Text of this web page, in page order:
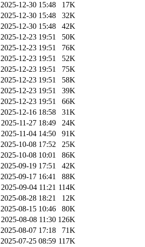
2025-12-30 15:48
17K
2025-12-30 15:48
32K
2025-12-30 15:48
42K
2025-12-23 19:51
50K
2025-12-23 19:51
76K
2025-12-23 19:51
52K
2025-12-23 19:51
75K
2025-12-23 19:51
58K
2025-12-23 19:51
39K
2025-12-23 19:51
66K
2025-12-16 18:58
31K
2025-11-27 18:49
24K
2025-11-04 14:50
91K
2025-10-08 17:52
25K
2025-10-08 10:01
86K
2025-09-19 17:51
42K
2025-09-17 16:41
88K
2025-09-04 11:21 114K
2025-08-28 18:21
12K
2025-08-15 10:46
80K
2025-08-08 11:30 126K
2025-08-07 17:18
71K
2025-07-25 08:59 117K